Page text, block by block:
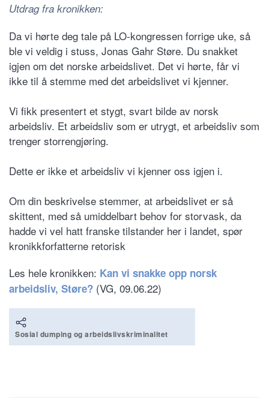
Utdrag fra kronikken:
Da vi hørte deg tale på LO-kongressen forrige uke, så
ble vi veldig i stuss, Jonas Gahr Støre. Du snakket
igjen om det norske arbeidslivet. Det vi hørte, får vi
ikke til å stemme med det arbeidslivet vi kjenner.
Vi fikk presentert et stygt, svart bilde av norsk
arbeidsliv. Et arbeidsliv som er utrygt, et arbeidsliv som
trenger storrengjøring.
Dette er ikke et arbeidsliv vi kjenner oss igjen i.
Om din beskrivelse stemmer, at arbeidslivet er så
skittent, med så umiddelbart behov for storvask, da
hadde vi vel hatt franske tilstander her i landet, spør
kronikkforfatterne retorisk
Les hele kronikken: Kan vi snakke opp norsk
arbeidsliv, Støre? (VG, 09.06.22)
Sosial dumping og arbeidslivskriminalitet